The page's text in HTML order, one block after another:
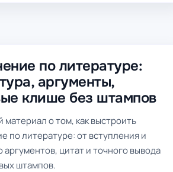
по литературе:
аргументы,
клише без штампов
материал о том, как выстроить
по литературе: от вступления и
аргументов, цитат и точного вывода
штампов.